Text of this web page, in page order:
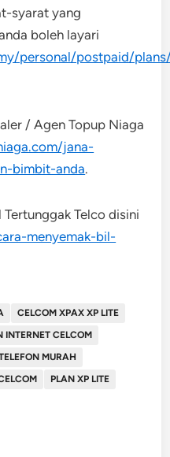
syarat yang
boleh layari
personal/postpaid/
/ Agen Topup Niaga
jana-
bimbit-anda.
Telco disini
menyemak-bil-
CELCOM XPAX XP LITE
INTERNET CELCOM
MURAH
PLAN XP LITE